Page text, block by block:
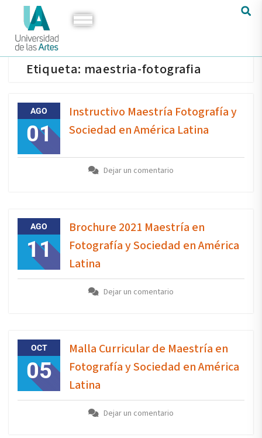
Etiqueta: maestria-fotografia
AGO
01
Instructivo Maestría Fotografía y
Sociedad en América Latina
Dejar un comentario
AGO
11
Brochure 2021 Maestría en
Fotografía y Sociedad en América
Latina
Dejar un comentario
OCT
05
Malla Curricular de Maestría en
Fotografía y Sociedad en América
Latina
Dejar un comentario